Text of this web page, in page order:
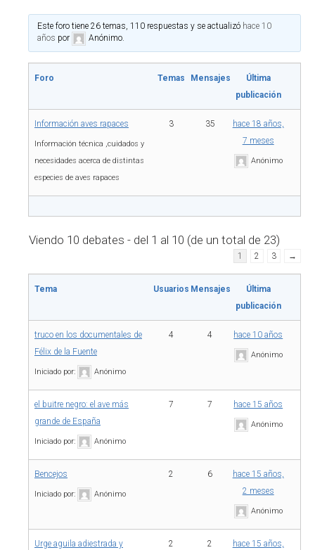
Este foro tiene 26 temas, 110 respuestas y se actualizó hace 10
años por Anónimo.
Foro Temas Mensajes
Última
publicación
Información aves rapaces
Información técnica ,cuidados y
necesidades acerca de distintas
especies de aves rapaces
3 35
hace 18 años,
7 meses
Anónimo
Viendo 10 debates - del 1 al 10 (de un total de 23)
1 2 3 →
Tema Usuarios Mensajes
Última
publicación
truco en los documentales de
Félix de la Fuente
Iniciado por: Anónimo
4 4 hace 10 años
Anónimo
el buitre negro: el ave más
grande de España
Iniciado por: Anónimo
7 7 hace 15 años
Anónimo
Bencejos
Iniciado por: Anónimo
2 6
hace 15 años,
2 meses
Anónimo
Urge aguila adiestrada y
2 2
hace 15 años,